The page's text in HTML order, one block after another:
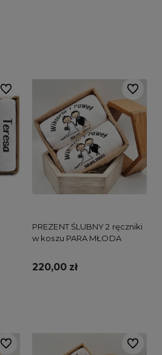
Do ulubionych
PREZENT ŚLUBNY 2 ręczniki
w koszu PARA MŁODA
220,00 zł
Do
Do ulubionych Do